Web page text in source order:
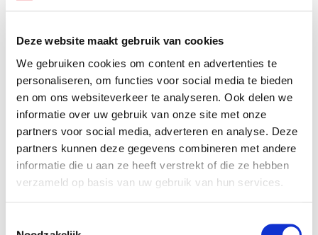
Deze website maakt gebruik van cookies
We gebruiken cookies om content en advertenties te
personaliseren, om functies voor social media te bieden
en om ons websiteverkeer te analyseren. Ook delen we
informatie over uw gebruik van onze site met onze
partners voor social media, adverteren en analyse. Deze
partners kunnen deze gegevens combineren met andere
informatie die u aan ze heeft verstrekt of die ze hebben
verzameld op basis van uw gebruik van hun services.
€3200 - €5800 per maand
Hoorn
16 - 36 uur
Bekijk vacature
Gedragswetenschapper A
Zorg & Welzijn
Altijd als 1e op de hoogte van de
nieuwste vacatures als je een job
alert aanmaakt!